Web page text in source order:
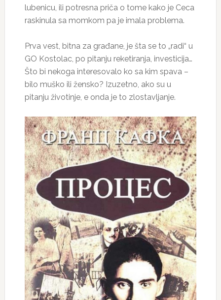
lubenicu, ili potresna priča o tome kako je Ceca
raskinula sa momkom pa je imala problema.
Prva vest, bitna za građane, je šta se to „radi“ u
GO Kostolac, po pitanju reketiranja, investicija…
Što bi nekoga interesovalo ko sa kim spava –
bilo muško ili žensko? Izuzetno, ako su u
pitanju životinje, e onda je to zlostavljanje.